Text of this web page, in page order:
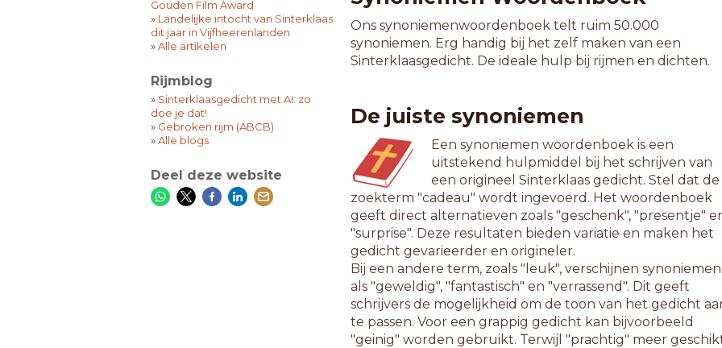
Gouden Film Award
» Landelijke intocht van Sinterklaas
dit jaar in Vijfheerenlanden
»Alle artikelen
Rijmblog
» Sinterklaasgedicht met AI: zo
doe je dat!
» Gebroken rijm (ABCB)
»Alle blogs
Deel deze website
Ons synoniemenwoordenboek telt ruim 50.000
synoniemen. Erg handig bij het zelf maken van een
Sinterklaasgedicht. De ideale hulp bij rijmen en dichten.
De juiste synoniemen
Een synoniemen woordenboek is een
uitstekend hulpmiddel bij het schrijven van
een origineel Sinterklaas gedicht. Stel dat de
zoekterm "cadeau" wordt ingevoerd. Het woordenboek
geeft direct alternatieven zoals "geschenk", "presentje"
"surprise". Deze resultaten bieden variatie en maken het
gedicht gevarieerder en origineler.
Bij een andere term, zoals "leuk", verschijnen synoniemen
als "geweldig", "fantastisch" en "verrassend". Dit geeft
schrijvers de mogelijkheid om de toon van het gedicht
te passen. Voor een grappig gedicht kan bijvoorbeeld
"geinig" worden gebruikt. Terwijl "prachtig" meer